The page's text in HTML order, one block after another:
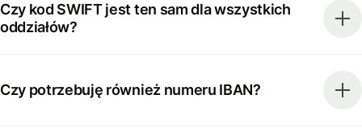
Czy kod SWIFT jest ten sam dla wszystkich
oddziałów?
Czy potrzebuję również numeru IBAN?